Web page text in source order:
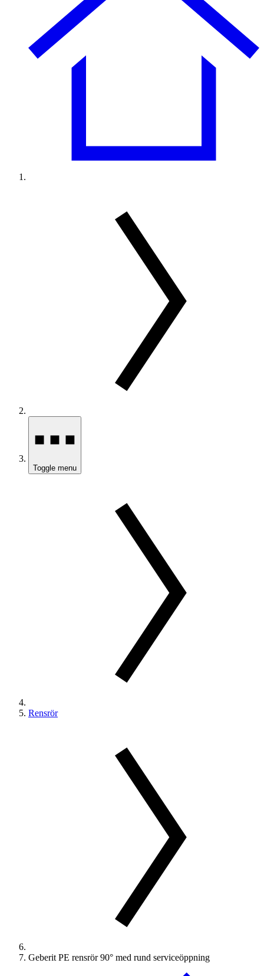
Toggle menu
Rensrör
Geberit PE rensrör 90° med rund serviceöppning